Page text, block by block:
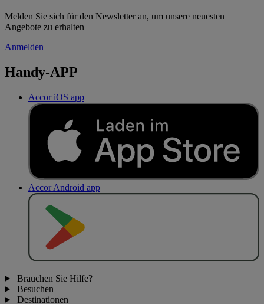
Melden Sie sich für den Newsletter an, um unsere neuesten
Angebote zu erhalten
Anmelden
Handy-APP
Accor iOS app
Accor Android app
Brauchen Sie Hilfe?
Besuchen
Destinationen